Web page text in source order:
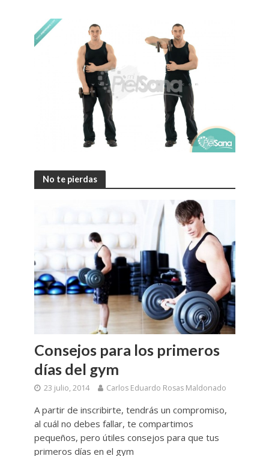
No te pierdas
Consejos para los primeros
días del gym
23 julio, 2014 Carlos Eduardo Rosas Maldonado
A partir de inscribirte, tendrás un compromiso,
al cuál no debes fallar, te compartimos
pequeños, pero útiles consejos para que tus
primeros días en el gym